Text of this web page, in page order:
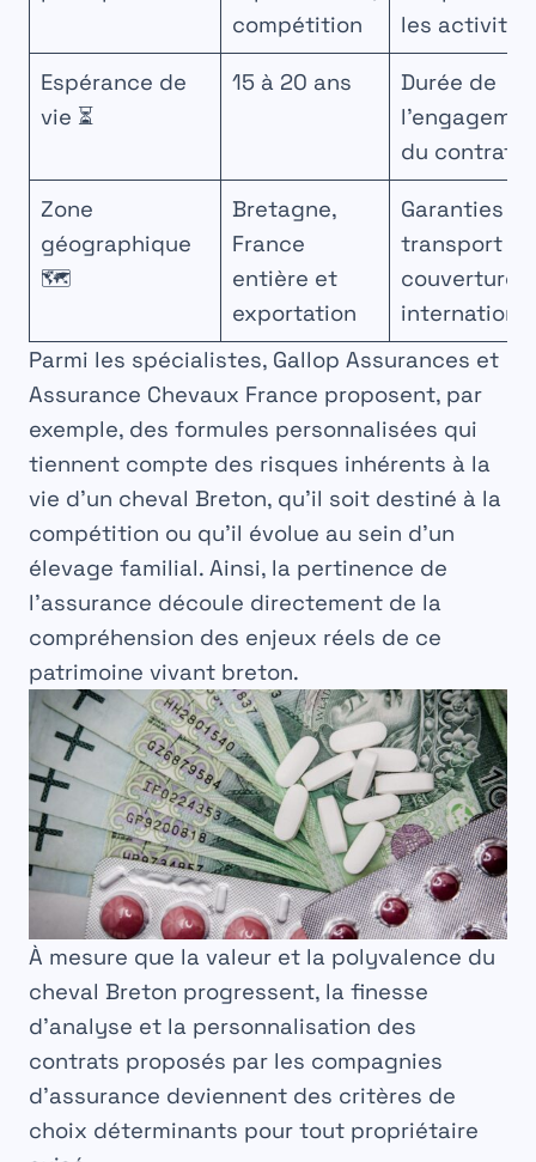
compétition
les activités
Espérance de
vie ⏳
15 à 20 ans
Durée de
du contrat
Zone
géographique
🗺️
Bretagne,
France
entière et
exportation
Garanties
transport et
couverture
Parmi les spécialistes, Gallop Assurances et
Assurance Chevaux France proposent, par
exemple, des formules personnalisées qui
tiennent compte des risques inhérents à la
vie d’un cheval Breton, qu’il soit destiné à la
compétition ou qu’il évolue au sein d’un
élevage familial. Ainsi, la pertinence de
l’assurance découle directement de la
compréhension des enjeux réels de ce
patrimoine vivant breton.
À mesure que la valeur et la polyvalence du
cheval Breton progressent, la finesse
d’analyse et la personnalisation des
contrats proposés par les compagnies
d’assurance deviennent des critères de
choix déterminants pour tout propriétaire